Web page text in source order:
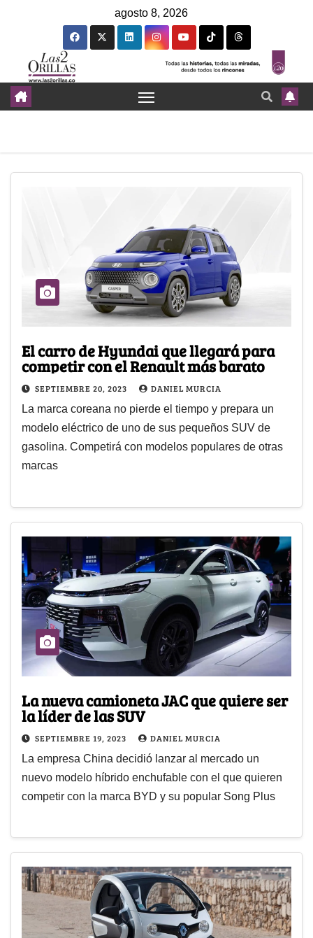
agosto 8, 2026
El carro de Hyundai que llegará para
competir con el Renault más barato
SEPTIEMBRE 20, 2023 DANIEL MURCIA
La marca coreana no pierde el tiempo y prepara un
modelo eléctrico de uno de sus pequeños SUV de
gasolina. Competirá con modelos populares de otras
marcas
La nueva camioneta JAC que quiere ser
la líder de las SUV
SEPTIEMBRE 19, 2023 DANIEL MURCIA
La empresa China decidió lanzar al mercado un
nuevo modelo híbrido enchufable con el que quieren
competir con la marca BYD y su popular Song Plus